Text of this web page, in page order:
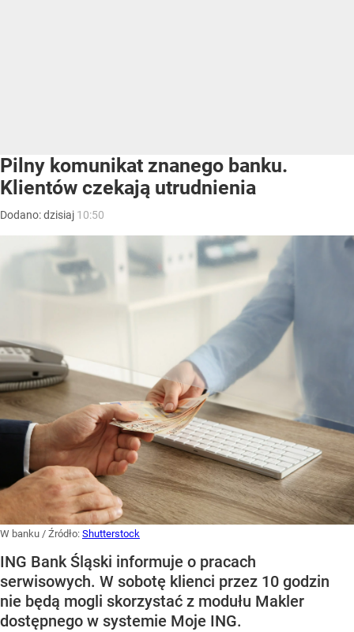
Pilny komunikat znanego banku.
Klientów czekają utrudnienia
Dodano:dzisiaj 10:50
W banku / Źródło: Shutterstock
ING Bank Śląski informuje o pracach
serwisowych. W sobotę klienci przez 10 godzin
nie będą mogli skorzystać z modułu Makler
dostępnego w systemie Moje ING.